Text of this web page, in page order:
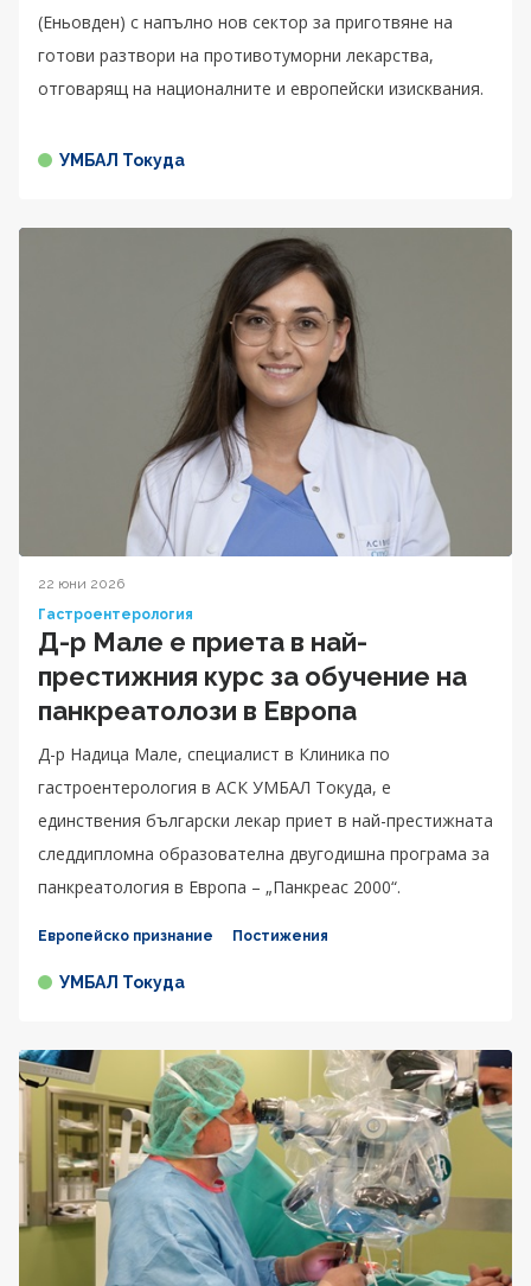
(Еньовден) с напълно нов сектор за приготвяне на
готови разтвори на противотуморни лекарства,
отговарящ на националните и европейски изисквания.
УМБАЛ Токуда
22 юни 2026
Гастроентерология
Д-р Мале е приета в най-
престижния курс за обучение на
панкреатолози в Европа
Д-р Надица Мале, специалист в Клиника по
гастроентерология в АСК УМБАЛ Токуда, е
единствения български лекар приет в най-престижната
следдипломна образователна двугодишна програма за
панкреатология в Европа – „Панкреас 2000“.
Европейско признание Постижения
УМБАЛ Токуда